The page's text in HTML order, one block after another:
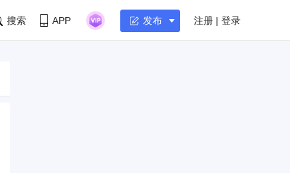
搜索 APP 发布 注册 | 登录